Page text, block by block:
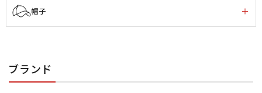
帽子
ブランド